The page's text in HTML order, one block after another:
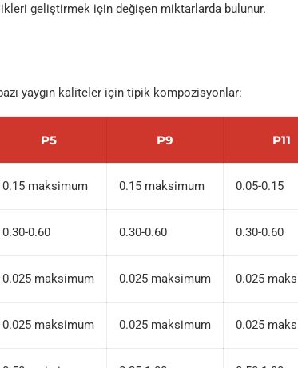
geliştirmek için değişen miktarlarda bulunur.
yaygın kaliteler için tipik kompozisyonlar:
P5 P9 P11
0.15 maksimum 0.15 maksimum 0.05-0.15
0.30-0.60 0.30-0.60 0.30-0.60
0.025 maksimum 0.025 maksimum 0.025
0.025 maksimum 0.025 maksimum 0.025